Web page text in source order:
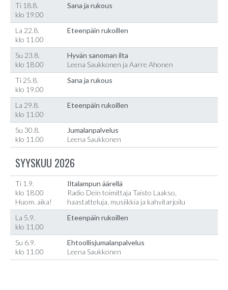
Ti 18.8.
klo 19.00
Sana ja rukous
La 22.8.
klo 11.00
Eteenpäin rukoillen
Su 23.8.
klo 18.00
Hyvän sanoman ilta
Leena Saukkonen ja Aarre Ahonen
Ti 25.8.
klo 19.00
Sana ja rukous
La 29.8.
klo 11.00
Eteenpäin rukoillen
Su 30.8.
klo 11.00
Jumalanpalvelus
Leena Saukkonen
SYYSKUU 2026
Ti 1.9.
klo 18.00
Huom. aika!
Iltalampun äärellä
Radio Dein toimittaja Taisto Laakso,
haastatteluja, musiikkia ja kahvitarjoilu
La 5.9.
klo 11.00
Eteenpäin rukoillen
Su 6.9.
klo 11.00
Ehtoollisjumalanpalvelus
Leena Saukkonen